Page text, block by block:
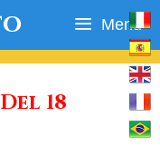
Menu
18